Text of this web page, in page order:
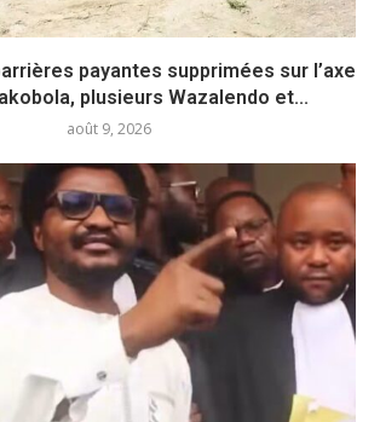
payantes supprimées sur l’axe
plusieurs Wazalendo et...
août 9, 2026